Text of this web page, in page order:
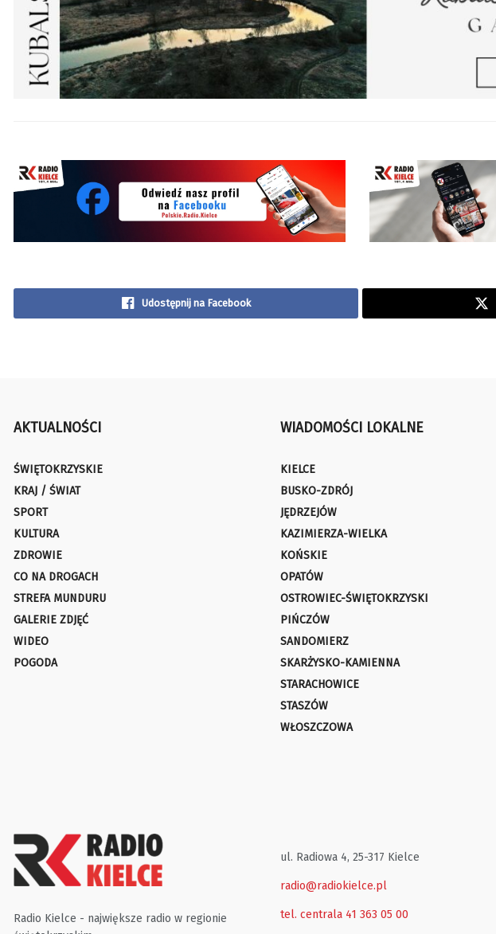
Udostępnij na Facebook
AKTUALNOŚCI
ŚWIĘTOKRZYSKIE
KRAJ / ŚWIAT
SPORT
KULTURA
ZDROWIE
CO NA DROGACH
STREFA MUNDURU
GALERIE ZDJĘĆ
WIDEO
POGODA
WIADOMOŚCI LOKALNE
KIELCE
BUSKO-ZDRÓJ
JĘDRZEJÓW
KAZIMIERZA-WIELKA
KOŃSKIE
OPATÓW
OSTROWIEC-ŚWIĘTOKRZYSKI
PIŃCZÓW
SANDOMIERZ
SKARŻYSKO-KAMIENNA
STARACHOWICE
STASZÓW
WŁOSZCZOWA
Radio Kielce - największe radio w regionie
ul. Radiowa 4, 25-317 Kielce
radio@radiokielce.pl
tel. centrala 41 363 05 00